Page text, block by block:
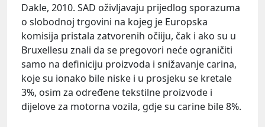
Dakle, 2010. SAD oživljavaju prijedlog sporazuma
o slobodnoj trgovini na kojeg je Europska
komisija pristala zatvorenih očiiju, čak i ako su u
Bruxellesu znali da se pregovori neće ograničiti
samo na definiciju proizvoda i snižavanje carina,
koje su ionako bile niske i u prosjeku se kretale
3%, osim za određene tekstilne proizvode i
dijelove za motorna vozila, gdje su carine bile 8%.